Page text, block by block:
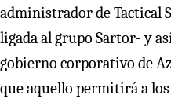
administrador de Tactical
ligada al grupo Sartor- y
gobierno corporativo de
que aquello permitirá a los